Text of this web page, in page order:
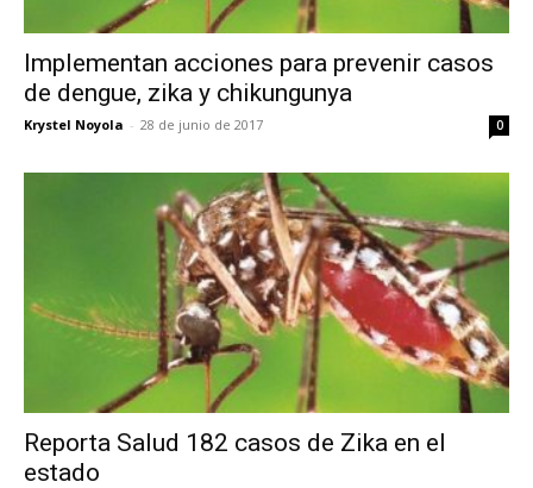
Implementan acciones para prevenir casos
de dengue, zika y chikungunya
Krystel Noyola - 28 de junio de 2017 0
Reporta Salud 182 casos de Zika en el
estado